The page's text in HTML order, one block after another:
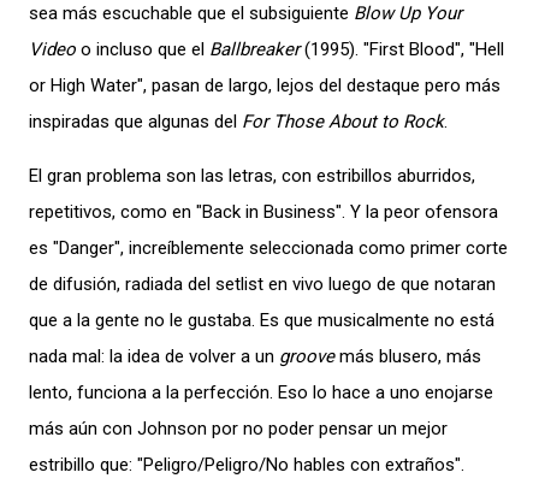
sea más escuchable que el subsiguiente Blow Up Your
Video o incluso que el Ballbreaker(1995). "First Blood", "Hell
or High Water", pasan de largo, lejos del destaque pero más
inspiradas que algunas del For Those About to Rock.
El gran problema son las letras, con estribillos aburridos,
repetitivos, como en "Back in Business". Y la peor ofensora
es "Danger", increíblemente seleccionada como primer corte
de difusión, radiada del setlist en vivo luego de que notaran
que a la gente no le gustaba. Es que musicalmente no está
nada mal: la idea de volver a un groovemás blusero, más
lento, funciona a la perfección. Eso lo hace a uno enojarse
más aún con Johnson por no poder pensar un mejor
estribillo que: "Peligro/Peligro/No hables con extraños".